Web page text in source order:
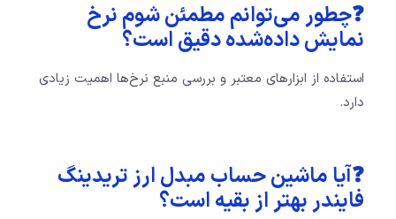
❓چطور می‌توانم مطمئن شوم نرخ
نمایش داده‌شده دقیق است؟
استفاده از ابزارهای معتبر و بررسی منبع نرخ‌ها اهمیت زیادی
دارد.
❓آیا ماشین حساب مبدل ارز تریدینگ
فایندر بهتر از بقیه است؟